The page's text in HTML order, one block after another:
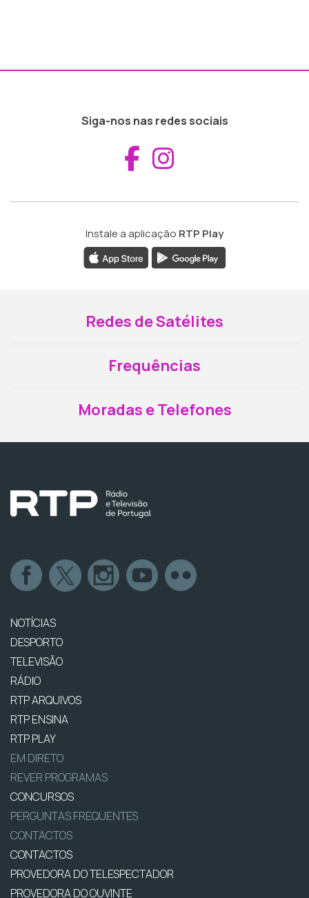
Siga-nos nas redes sociais
Aceder ao
Instale a aplicação RTP Play
Redes de Satélites
Frequências
Moradas e Telefones
NOTÍCIAS
DESPORTO
TELEVISÃO
RÁDIO
RTP ARQUIVOS
RTP ENSINA
RTP PLAY
EM DIRETO
REVER PROGRAMAS
CONCURSOS
PERGUNTAS FREQUENTES
CONTACTOS
CONTACTOS
PROVEDORA DO TELESPECTADOR
PROVEDORA DO OUVINTE